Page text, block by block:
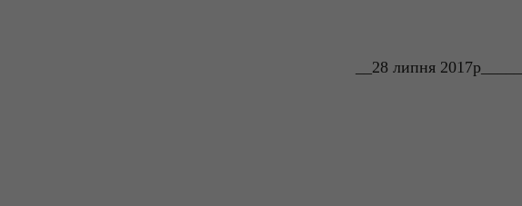
__28 липня 2017р______